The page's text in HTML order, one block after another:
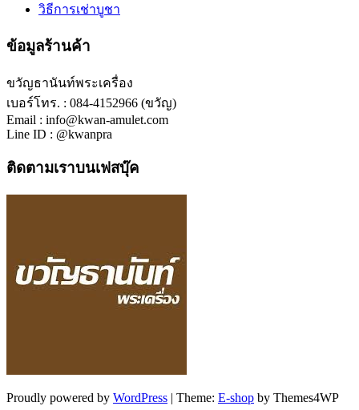
วิธีการเช่าบูชา
ข้อมูลร้านค้า
ขวัญธานันท์พระเครื่อง
เบอร์โทร. : 084-4152966 (ขวัญ)
Email : info@kwan-amulet.com
Line ID : @kwanpra
ติดตามเราบนเฟสบุ๊ค
Proudly powered by WordPress | Theme: E-shop by Themes4WP